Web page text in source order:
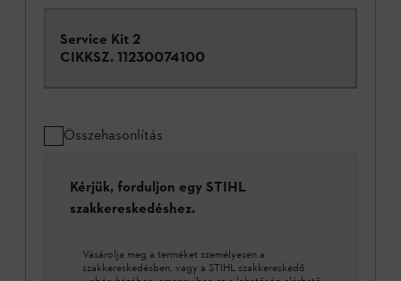
Service Kit 2
CIKKSZ. 11230074100
Összehasonlítás
Kérjük, forduljon egy STIHL
szakkereskedéshez.
Vásárolja meg a terméket személyesen a
szakkereskedésben, vagy a STIHL szakkereskedő